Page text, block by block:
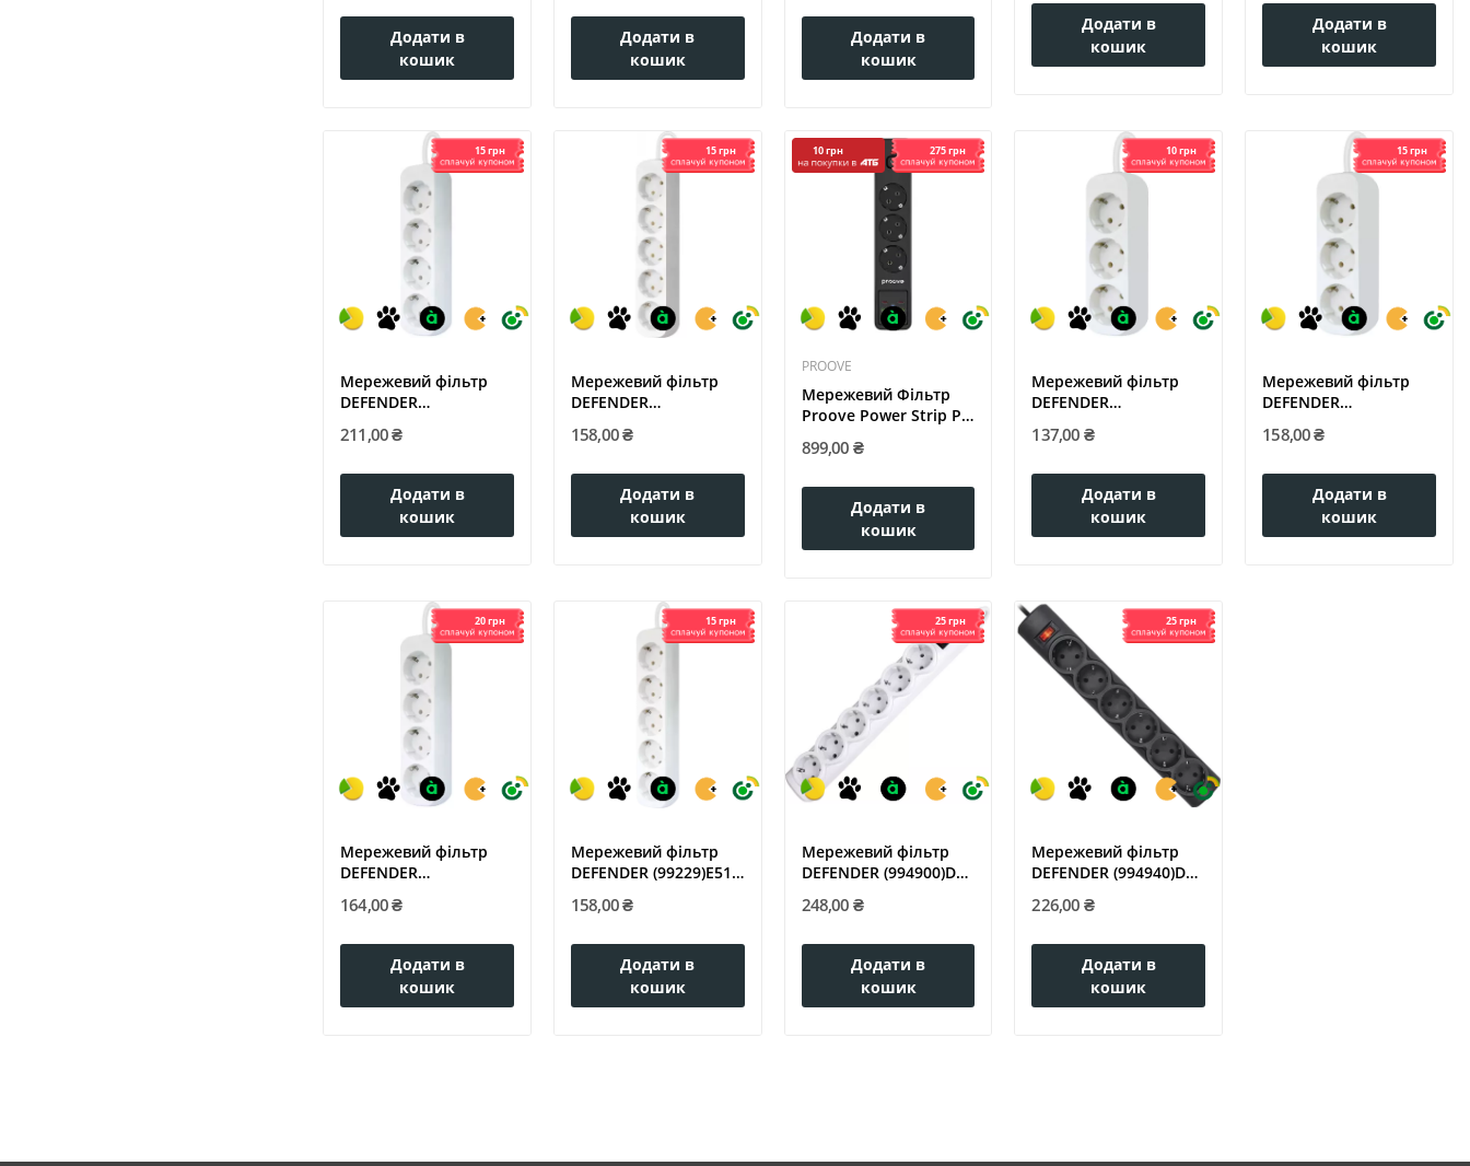
Додати в
кошик
Додати в
кошик
Додати в
кошик
Додати в
кошик
Додати в
кошик
15 грн
Мережевий фільтр
DEFENDER
211,00 ₴
Додати в
кошик
15 грн
Мережевий фільтр
DEFENDER
158,00 ₴
Додати в
кошик
10 грн 275 грн
PROOVE
Мережевий Фільтр
Proove Power Strip P-
899,00 ₴
Додати в
кошик
10 грн
Мережевий фільтр
DEFENDER
137,00 ₴
Додати в
кошик
15 грн
Мережевий фільтр
DEFENDER
158,00 ₴
Додати в
кошик
20 грн
Мережевий фільтр
DEFENDER
164,00 ₴
Додати в
кошик
15 грн
Мережевий фільтр
DEFENDER (99229)E518
158,00 ₴
Додати в
кошик
25 грн
Мережевий фільтр
DEFENDER (994900)DFS
248,00 ₴
Додати в
кошик
25 грн
Мережевий фільтр
DEFENDER (994940)DFS
226,00 ₴
Додати в
кошик